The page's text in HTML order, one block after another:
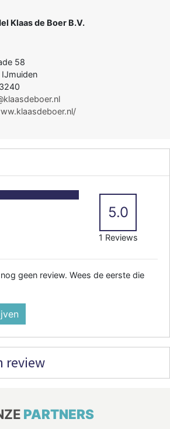
Klaas de Boer B.V.
58
5.0
1 Reviews
geen review. Wees de eerste die
review
PARTNERS